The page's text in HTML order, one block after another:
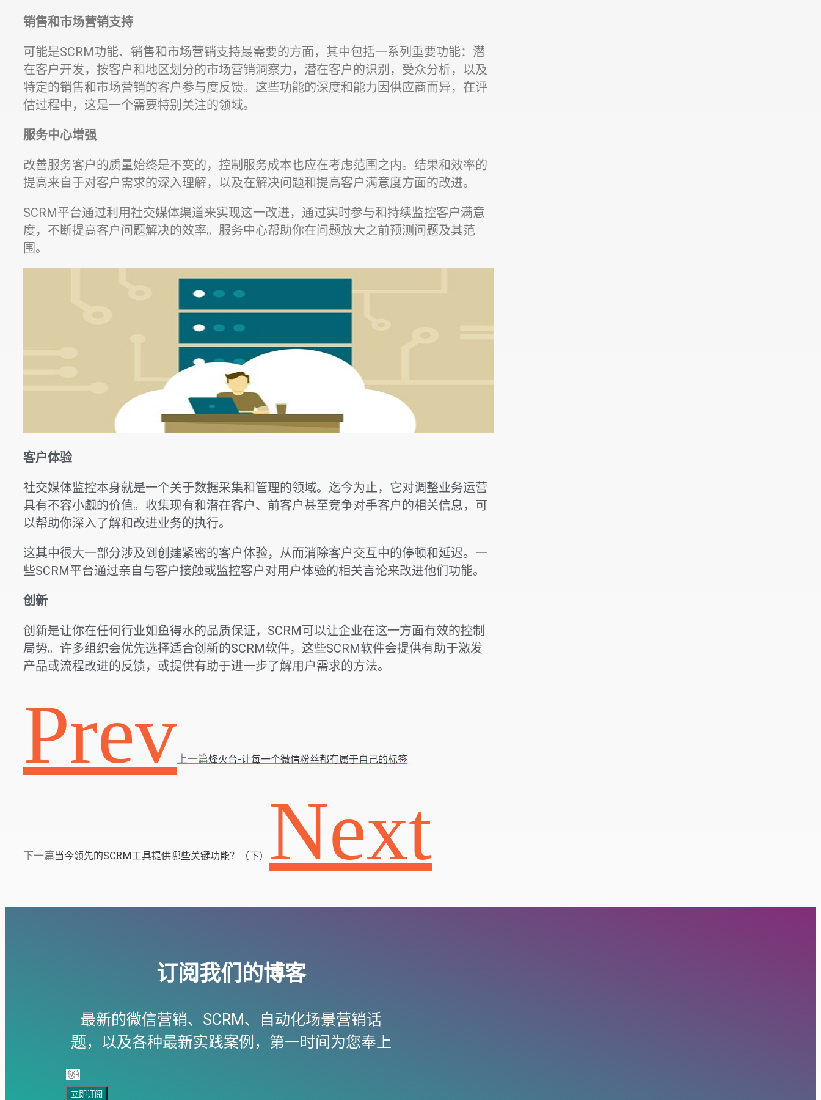
销售和市场营销支持
可能是SCRM功能、销售和市场营销支持最需要的方面，其中包括一系列重要功能：潜
在客户开发，按客户和地区划分的市场营销洞察力，潜在客户的识别，受众分析，以及
特定的销售和市场营销的客户参与度反馈。这些功能的深度和能力因供应商而异，在评
估过程中，这是一个需要特别关注的领域。
服务中心增强
改善服务客户的质量始终是不变的，控制服务成本也应在考虑范围之内。结果和效率的
提高来自于对客户需求的深入理解，以及在解决问题和提高客户满意度方面的改进。
SCRM平台通过利用社交媒体渠道来实现这一改进，通过实时参与和持续监控客户满意
度，不断提高客户问题解决的效率。服务中心帮助你在问题放大之前预测问题及其范
围。
客户体验
社交媒体监控本身就是一个关于数据采集和管理的领域。迄今为止，它对调整业务运营
具有不容小觑的价值。收集现有和潜在客户、前客户甚至竞争对手客户的相关信息，可
以帮助你深入了解和改进业务的执行。
这其中很大一部分涉及到创建紧密的客户体验，从而消除客户交互中的停顿和延迟。一
些SCRM平台通过亲自与客户接触或监控客户对用户体验的相关言论来改进他们功能。
创新
创新是让你在任何行业如鱼得水的品质保证，SCRM可以让企业在这一方面有效的控制
局势。许多组织会优先选择适合创新的SCRM软件，这些SCRM软件会提供有助于激发
产品或流程改进的反馈，或提供有助于进一步了解用户需求的方法。
Prev上一篇烽火台-让每一个微信粉丝都有属于自己的标签
下一篇当今领先的SCRM工具提供哪些关键功能？（下） Next
订阅我们的博客
最新的微信营销、SCRM、自动化场景营销话
题，以及各种最新实践案例，第一时间为您奉上
立即订阅